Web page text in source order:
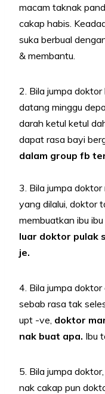
macam taknak
cakap habis.
suka berbual
& membantu.
2. Bila jumpa
datang minggu
darah ketul ketul
dapat rasa bayi
dalam group fb
3. Bila jumpa
yang dilalui, doktor
membuatkan ibu
luar doktor pulak
je.
4. Bila jumpa
sebab rasa tak
upt -ve, doktor
nak buat apa. Ibu
5. Bila jumpa
nak cakap pun